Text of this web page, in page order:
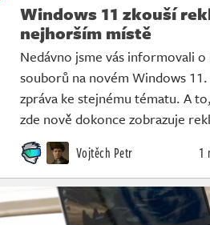
Redakce
Živě
Windows 11 zkouší
nejhorším místě
Nedávno jsme vás informovali
souborů na novém Windows
zpráva ke stejnému tématu. A
zde nově dokonce zobrazuje
Vojtěch Petr 1